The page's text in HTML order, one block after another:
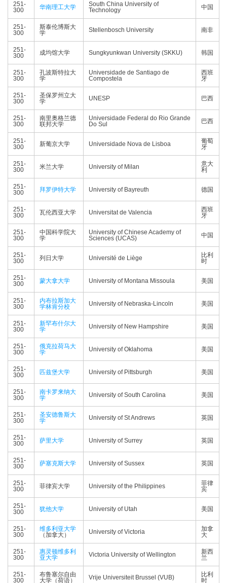
251-
300
华南理工大学
South China University of
Technology
中国
251-
300
斯泰伦博斯大
学
Stellenbosch University 南非
251-
300
成均馆大学 Sungkyunkwan University (SKKU) 韩国
251-
300
孔波斯特拉大
学
Universidade de Santiago de
Compostela
西班
牙
251-
300
圣保罗州立大
学
UNESP 巴西
251-
300
南里奥格兰德
联邦大学
Universidade Federal do Rio Grande
Do Sul
巴西
251-
300
新葡京大学 Universidade Nova de Lisboa
葡萄
牙
251-
300
米兰大学 University of Milan
意大
利
251-
300
拜罗伊特大学 University of Bayreuth 德国
251-
300
瓦伦西亚大学 Universitat de Valencia
西班
牙
251-
300
中国科学院大
学
University of Chinese Academy of
Sciences (UCAS)
中国
251-
300
列日大学 Université de Liège
比利
时
251-
300
蒙大拿大学 University of Montana Missoula 美国
251-
300
内布拉斯加大
学林肯分校
University of Nebraska-Lincoln 美国
251-
300
新罕布什尔大
学
University of New Hampshire 美国
251-
300
俄克拉荷马大
学
University of Oklahoma 美国
251-
300
匹兹堡大学 University of Pittsburgh 美国
251-
300
南卡罗来纳大
学
University of South Carolina 美国
251-
300
圣安德鲁斯大
学
University of St Andrews 英国
251-
300
萨里大学 University of Surrey 英国
251-
300
萨塞克斯大学 University of Sussex 英国
251-
300
菲律宾大学 University of the Philippines
菲律
宾
251-
300
犹他大学 University of Utah 美国
251-
300
维多利亚大学
（加拿大）
University of Victoria
加拿
大
251-
300
惠灵顿维多利
亚大学
Victoria University of Wellington
新西
兰
251-
300
布鲁塞尔自由
大学（荷语）
Vrije Universiteit Brussel (VUB)
比利
时